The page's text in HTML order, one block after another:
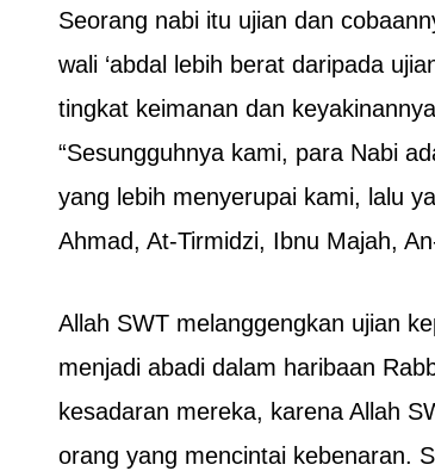
Seorang nabi itu ujian dan
wali ‘abdal lebih berat daripada
tingkat keimanan dan
“Sesungguhnya kami, para Nabi
yang lebih menyerupai kami, lalu
Ahmad, At-Tirmidzi, Ibnu Majah,
Allah SWT melanggengkan ujian
menjadi abadi dalam haribaan
kesadaran mereka, karena Allah
orang yang mencintai kebenaran.